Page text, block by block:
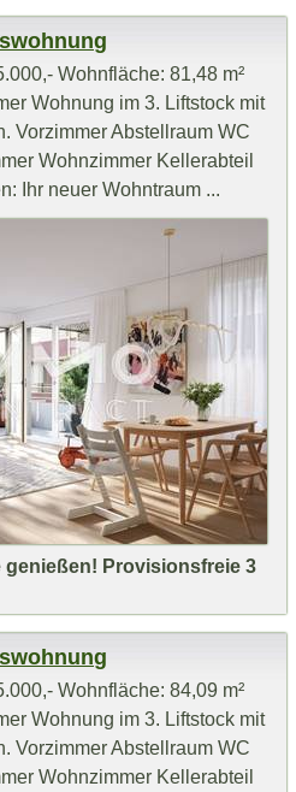
Wohnfläche: 81,48 m²
Wohnung im 3. Liftstock mit
Vorzimmer Abstellraum WC
Wohnzimmer Kellerabteil
Ihr neuer Wohntraum ...
Provisionsfreie 3
Wohnfläche: 84,09 m²
Wohnung im 3. Liftstock mit
Vorzimmer Abstellraum WC
Wohnzimmer Kellerabteil